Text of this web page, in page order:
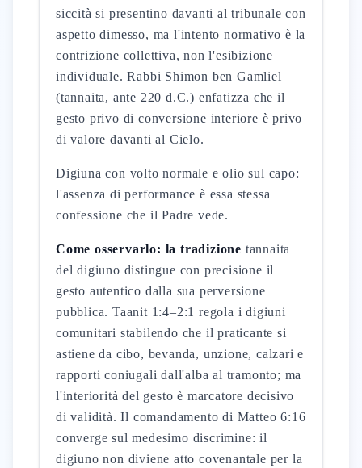
siccità si presentino davanti al tribunale con
aspetto dimesso, ma l'intento normativo è la
contrizione collettiva, non l'esibizione
individuale. Rabbi Shimon ben Gamliel
(tannaita, ante 220 d.C.) enfatizza che il
gesto privo di conversione interiore è privo
di valore davanti al Cielo.
Digiuna con volto normale e olio sul capo:
l'assenza di performance è essa stessa
confessione che il Padre vede.
Come osservarlo: la tradizione tannaita
del digiuno distingue con precisione il
gesto autentico dalla sua perversione
pubblica. Taanit 1:4–2:1 regola i digiuni
comunitari stabilendo che il praticante si
astiene da cibo, bevanda, unzione, calzari e
rapporti coniugali dall'alba al tramonto; ma
l'interiorità del gesto è marcatore decisivo
di validità. Il comandamento di Matteo 6:16
converge sul medesimo discrimine: il
digiuno non diviene atto covenantale per la